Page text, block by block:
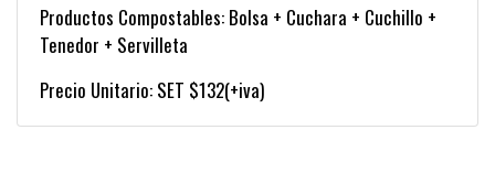
Productos Compostables: Bolsa + Cuchara + Cuchillo +
Tenedor + Servilleta
Precio Unitario: SET $132(+iva)